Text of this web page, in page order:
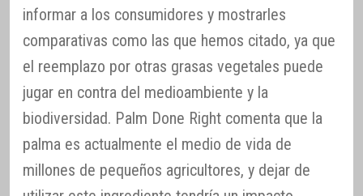
informar a los consumidores y mostrarles
comparativas como las que hemos citado, ya que
el reemplazo por otras grasas vegetales puede
jugar en contra del medioambiente y la
biodiversidad. Palm Done Right comenta que la
palma es actualmente el medio de vida de
millones de pequeños agricultores, y dejar de